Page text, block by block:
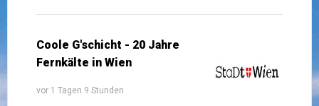
Coole G'schicht - 20 Jahre
Fernkälte in Wien
vor 1 Tagen 9 Stunden